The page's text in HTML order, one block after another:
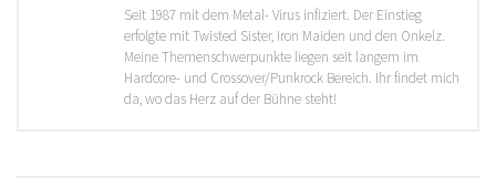
Seit 1987 mit dem Metal- Virus infiziert. Der Einstieg
erfolgte mit Twisted Sister, Iron Maiden und den Onkelz.
Meine Themenschwerpunkte liegen seit langem im
Hardcore- und Crossover/Punkrock Bereich. Ihr findet mich
da, wo das Herz auf der Bühne steht!